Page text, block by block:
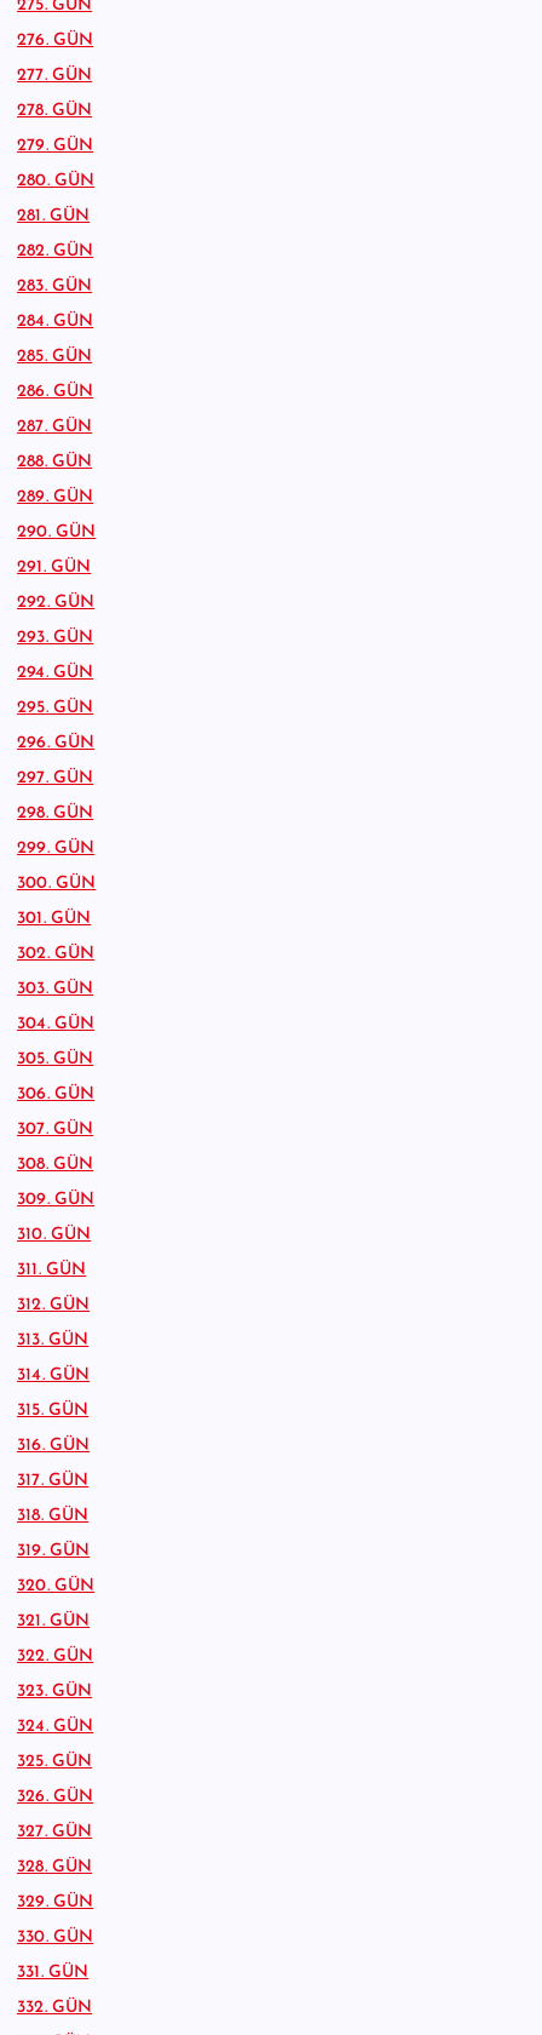
275. GÜN
276. GÜN
277. GÜN
278. GÜN
279. GÜN
280. GÜN
281. GÜN
282. GÜN
283. GÜN
284. GÜN
285. GÜN
286. GÜN
287. GÜN
288. GÜN
289. GÜN
290. GÜN
291. GÜN
292. GÜN
293. GÜN
294. GÜN
295. GÜN
296. GÜN
297. GÜN
298. GÜN
299. GÜN
300. GÜN
301. GÜN
302. GÜN
303. GÜN
304. GÜN
305. GÜN
306. GÜN
307. GÜN
308. GÜN
309. GÜN
310. GÜN
311. GÜN
312. GÜN
313. GÜN
314. GÜN
315. GÜN
316. GÜN
317. GÜN
318. GÜN
319. GÜN
320. GÜN
321. GÜN
322. GÜN
323. GÜN
324. GÜN
325. GÜN
326. GÜN
327. GÜN
328. GÜN
329. GÜN
330. GÜN
331. GÜN
332. GÜN